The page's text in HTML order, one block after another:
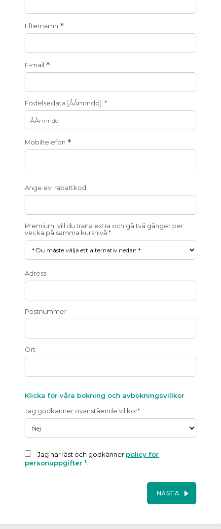
Efternamn *
E-mail *
Födelsedata [ÅÅmmdd] *
Mobiltelefon *
Ange ev. rabattkod
Premium; vill du träna extra och gå två gånger per
vecka på samma kursnivå.*
Adress
Postnummer
Ort
Klicka för våra bokning och avbokningsvillkor
Jag godkänner ovanstående villkor*
Jag har läst och godkänner policy för
personuppgifter *.
NÄSTA